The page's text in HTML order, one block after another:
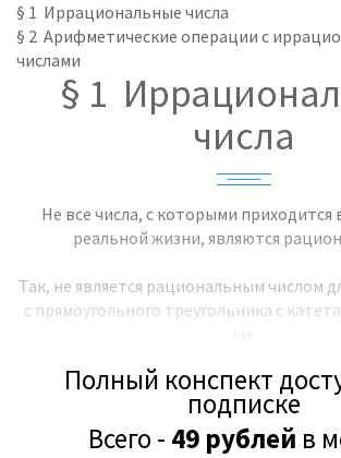
§ 1 Иррациональные числа
§ 2 Арифметические операции с
числами
§ 1
числа
Не все числа, с которыми приходится
реальной жизни, являются
Так, не является рациональным числом
с прямоугольного треугольника с
По теореме Пифагора длина
Полный конспект
подписке
Всего - 49 рублей в